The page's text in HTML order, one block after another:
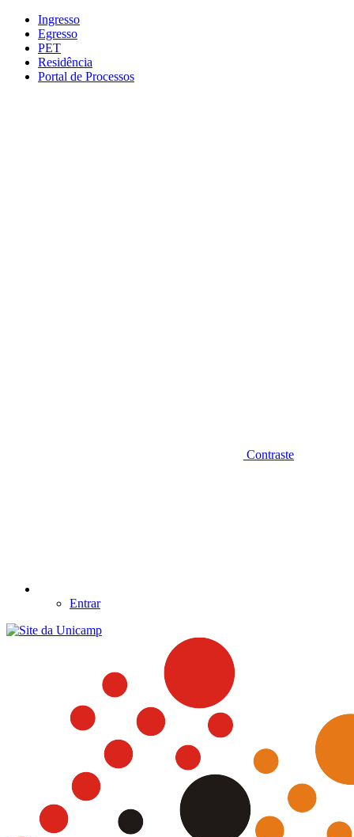
Conteúdo principal
Ingresso
Egresso
PET
Residência
Portal de Processos
Contraste
Entrar